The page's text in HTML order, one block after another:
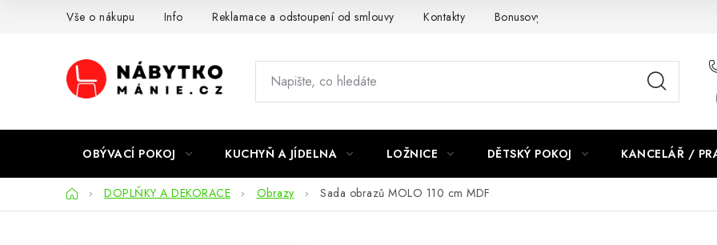
Vše o nákupu Info Reklamace a odstoupení od smlouvy Kontakty Bonusový program NBM+
OBÝVACÍ POKOJ KUCHYŇ A JÍDELNA LOŽNICE DĚTSKÝ POKOJ KANCELÁŘ /
DomůDOPLŇKY A DEKORACE Obrazy Sada obrazů MOLO 110 cm MDF